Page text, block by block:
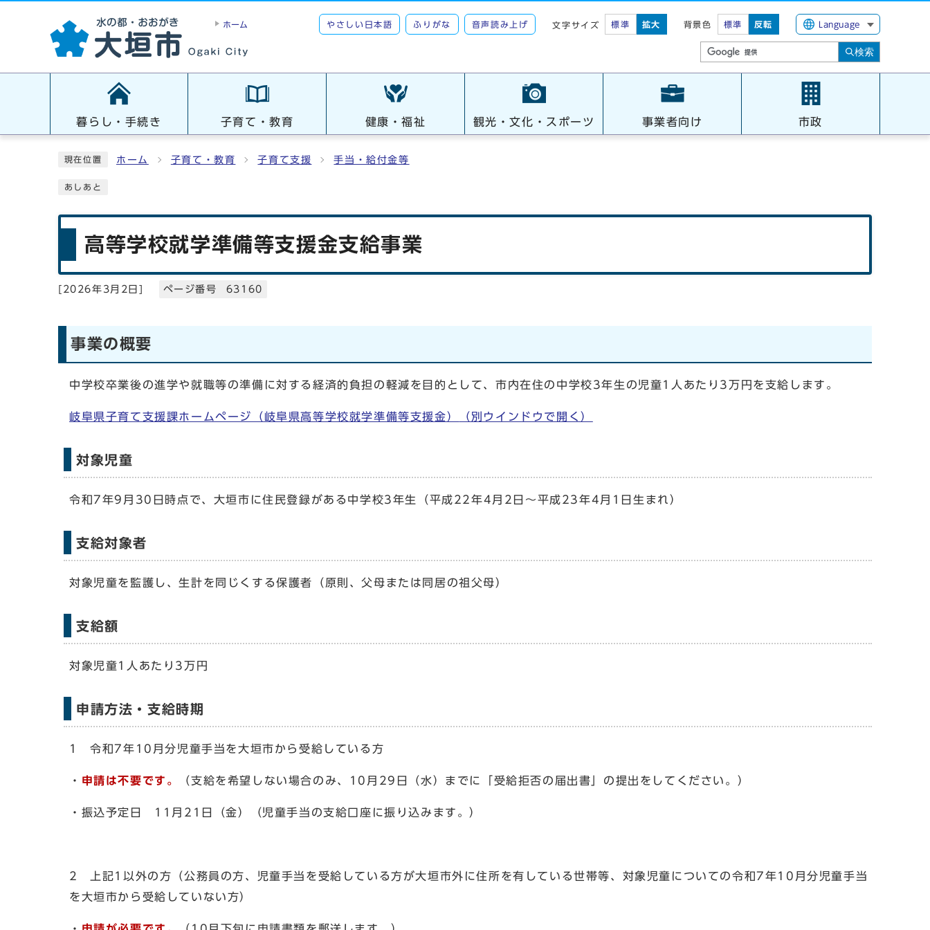
ホーム やさしい日本語 ふりがな 音声読み上げ 文字サイズ 標準 拡大 背景色 標準 反転 Language
検索
暮らし・手続き 子育て・教育 健康・福祉 観光・文化・スポーツ 事業者向け 市政
現在位置 ホーム 子育て・教育 子育て支援 手当・給付金等
あしあと
高等学校就学準備等支援金支給事業
2026年3月2日 ページ番号 63160
事業の概要
中学校卒業後の進学や就職等の準備に対する経済的負担の軽減を目的として、市内在住の中学校3年生の児童1人あたり3万円を支給します。
岐阜県子育て支援課ホームページ（岐阜県高等学校就学準備等支援金） （別ウインドウで開く）
対象児童
令和7年9月30日時点で、大垣市に住民登録がある中学校3年生（平成22年4月2日～平成23年4月1日生まれ）
支給対象者
対象児童を監護し、生計を同じくする保護者（原則、父母または同居の祖父母）
支給額
対象児童1人あたり3万円
申請方法・支給時期
1 令和7年10月分児童手当を大垣市から受給している方
・ 申請は不要です。 （支給を希望しない場合のみ、10月29日（水）までに「受給拒否の届出書」の提出をしてください。）
・振込予定日 11月21日（金）（児童手当の支給口座に振り込みます。）
2 上記1以外の方（公務員の方、児童手当を受給している方が大垣市外に住所を有している世帯等、対象児童についての令和7年10月分児童手当
を大垣市から受給していない方）